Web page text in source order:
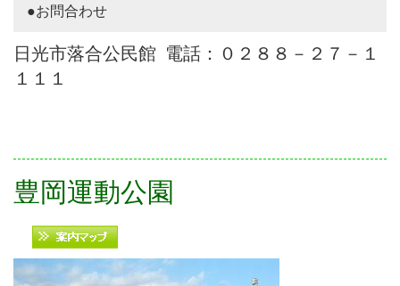
●お問合わせ
日光市落合公民館 電話：０２８８－２７－１
１１１
豊岡運動公園